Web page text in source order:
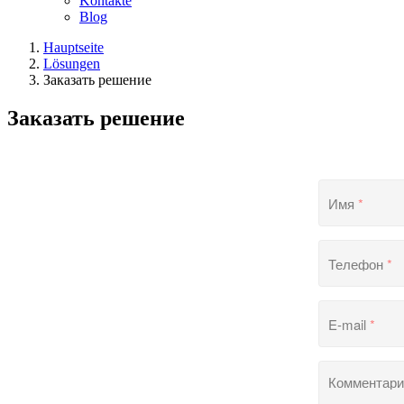
Blog
Hauptseite
Lösungen
Заказать решение
Заказать решение
Имя *
Телефон*
E-mail*